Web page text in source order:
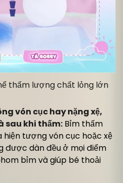
thấm lượng chất lỏng lớn
vón cục hay nặng xệ,
sau khi thấm: Bỉm thấm
hiện tượng vón cục hoặc xệ
được dàn đều ở mọi điểm
bỉm và giúp bé thoải